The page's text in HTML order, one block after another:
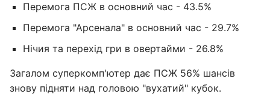
Перемога ПСЖ в основний час - 43.5%
Перемога "Арсенала" в основний час - 29.7%
Нічия та перехід гри в овертайми - 26.8%
Загалом суперкомп'ютер дає ПСЖ 56% шансів
знову підняти над головою "вухатий" кубок.